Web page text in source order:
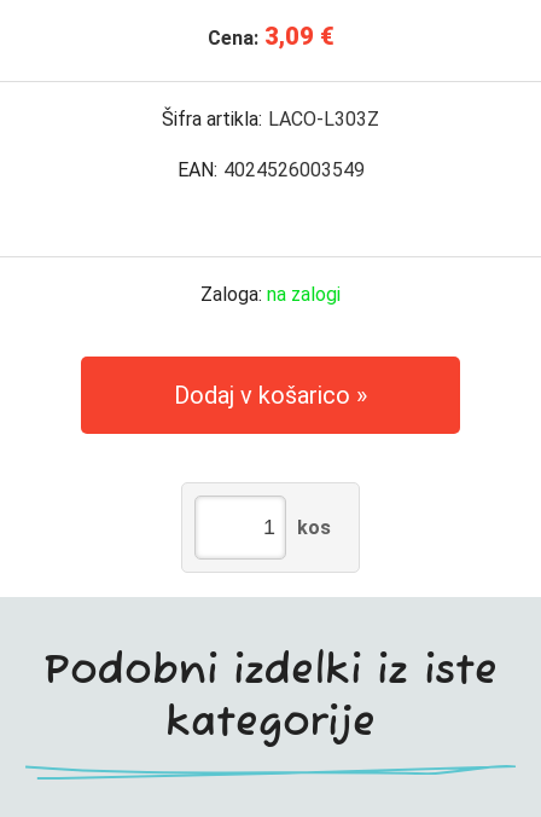
Cena: 3,09 €
Šifra artikla: LACO-L303Z
EAN: 4024526003549
Zaloga: na zalogi
Dodaj v košarico
kos
Podobni izdelki iz iste
kategorije